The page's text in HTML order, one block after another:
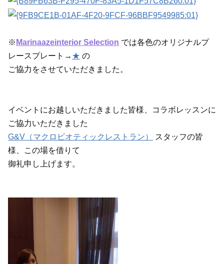
※ Marinaazeinterior Selection では各色のオリジナルプ
レースプレート→ ★ の
ご協力をさせていただきました。
イベントにお越しいただきました皆様、コラボレッスンに
ご協力いただきました
G&V（マクロビオティックレストラン）
スタッフの皆
様、この場を借りて
御礼申し上げます。